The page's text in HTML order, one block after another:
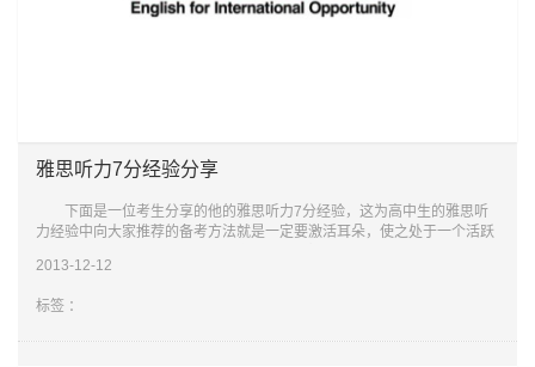
雅思听力7分经验分享
下面是一位考生分享的他的雅思听力7分经验，这为高中生的雅思听
力经验中向大家推荐的备考方法就是一定要激活耳朵，使之处于一个活跃
是详细内
2013-12-12
标签 ：